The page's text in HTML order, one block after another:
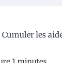
Cumuler les